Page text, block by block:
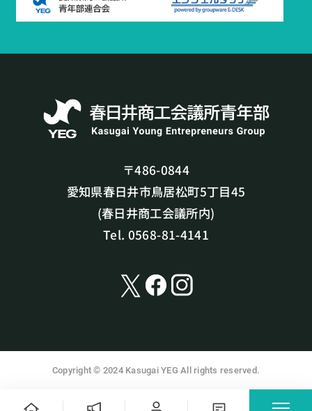
〒486-0844
愛知県春日井市鳥居松町5丁目45
(春日井商工会議所内)
Tel. 0568-81-4141
Copyright © 2024 Kasugai YEG All rights reserved.